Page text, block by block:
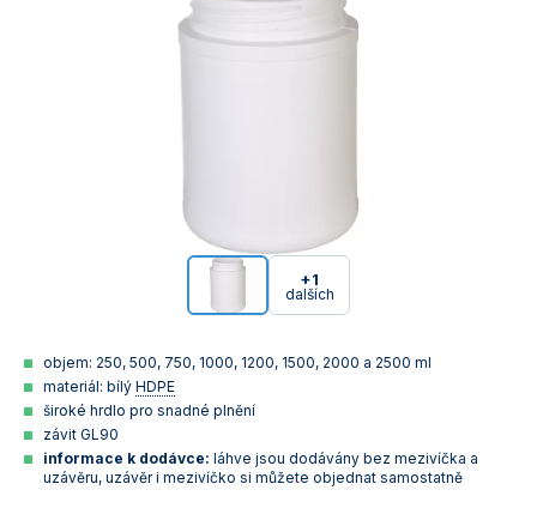
+1
dalších
objem: 250, 500, 750, 1000, 1200, 1500, 2000 a 2500 ml
materiál: bílý HDPE
široké hrdlo pro snadné plnění
závit GL90
informace k dodávce: láhve jsou dodávány bez mezivíčka a
uzávěru, uzávěr i mezivíčko si můžete objednat samostatně